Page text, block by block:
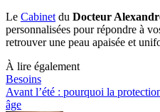
Le Cabinet du Docteur
personnalisées pour répondre à
retrouver une peau apaisée et
À lire également
Besoins
Avant l’été : pourquoi la
âge